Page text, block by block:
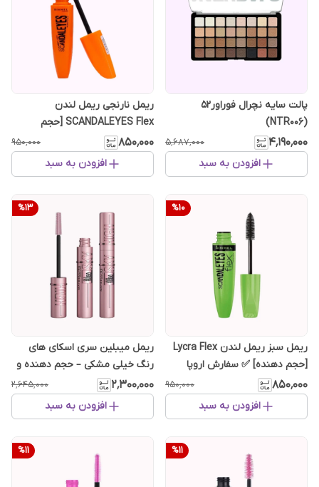
پالت سایه نچرال فوراور52
(NTR006)
۴٬۱۹۰٬۰۰۰ ۵٬۶۸۷٬۰۰۰
افزودن به سبد
ریمل نارنجی ریمل لندن
SCANDALEYES Flex [حجم
دهنده] ✅ سفارش اروپا
۸۵۰٬۰۰۰ ۹۵۰٬۰۰۰
افزودن به سبد
%10
ریمل سبز ریمل لندن Lycra Flex
[حجم دهنده] ✅ سفارش اروپا
۸۵۰٬۰۰۰ ۹۵۰٬۰۰۰
افزودن به سبد
%13
ریمل میبلین سری اسکای های
رنگ خیلی مشکی – حجم دهنده و
بلند کننده
۲٬۳۰۰٬۰۰۰ ۲٬۶۴۵٬۰۰۰
افزودن به سبد
%11
%11